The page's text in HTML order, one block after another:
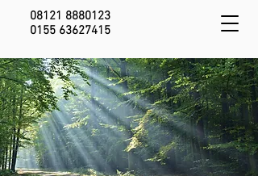
08121 8880123
0155 63627415